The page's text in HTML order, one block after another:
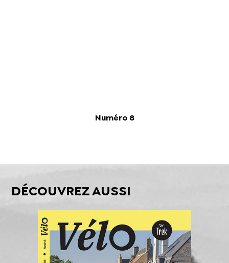
Numéro 8
DÉCOUVREZ AUSSI